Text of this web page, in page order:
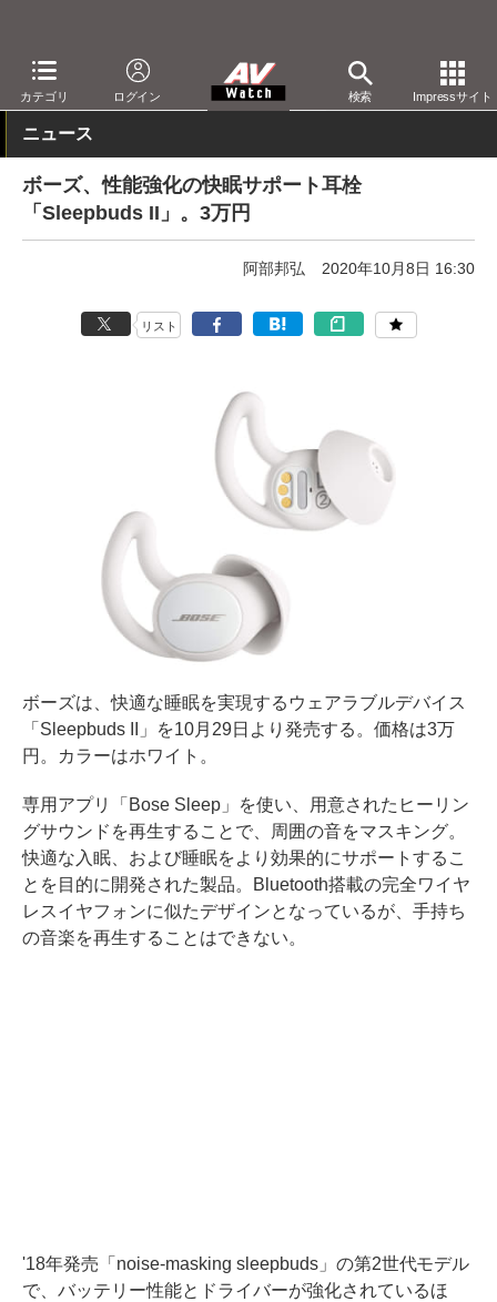
カテゴリ ログイン 検索 Impressサイト
AV Watch 製品 ヘッドフォン ボーズ
ニュース
ボーズ、性能強化の快眠サポート耳栓
「Sleepbuds II」。3万円
阿部邦弘 2020年10月8日 16:30
リスト
ボーズは、快適な睡眠を実現するウェアラブルデバイス
「Sleepbuds II」を10月29日より発売する。価格は3万
円。カラーはホワイト。
専用アプリ「Bose Sleep」を使い、用意されたヒーリン
グサウンドを再生することで、周囲の音をマスキング。
快適な入眠、および睡眠をより効果的にサポートするこ
とを目的に開発された製品。Bluetooth搭載の完全ワイヤ
レスイヤフォンに似たデザインとなっているが、手持ち
の音楽を再生することはできない。
'18年発売「noise-masking sleepbuds」の第2世代モデル
で、バッテリー性能とドライバーが強化されているほ